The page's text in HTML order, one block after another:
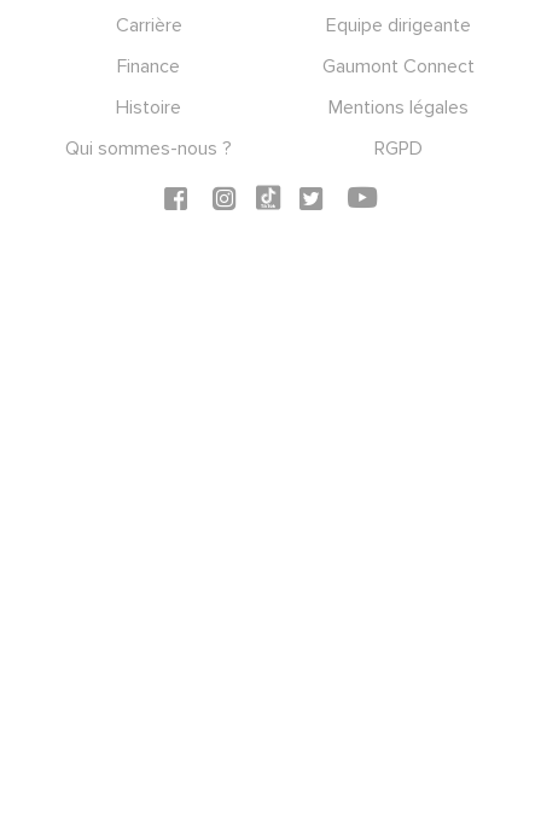
Carrière
Equipe dirigeante
Finance
Gaumont Connect
Histoire
Mentions légales
Qui sommes-nous ?
RGPD
Social icons